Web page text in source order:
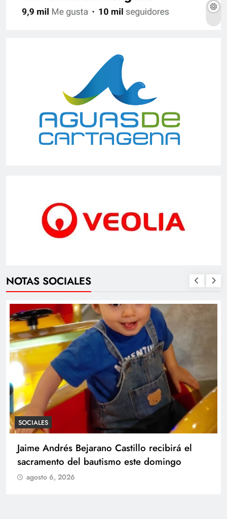
NOTAS SOCIALES
SOCIALES
Con amor y alegría celebran el cumpleaños
de Juan
agosto 6, 2026